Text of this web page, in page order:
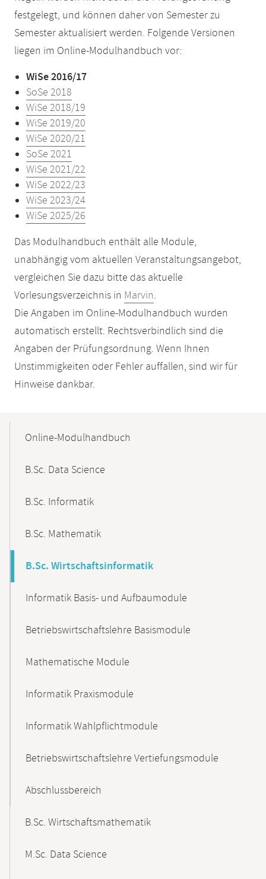
festgelegt, und können daher von Semester zu
Semester aktualisiert werden. Folgende Versionen
liegen im Online-Modulhandbuch vor:
WiSe 2016/17
SoSe 2018
WiSe 2018/19
WiSe 2019/20
WiSe 2020/21
SoSe 2021
WiSe 2021/22
WiSe 2022/23
WiSe 2023/24
WiSe 2025/26
Das Modulhandbuch enthält alle Module,
unabhängig vom aktuellen Veranstaltungsangebot,
vergleichen Sie dazu bitte das aktuelle
Vorlesungsverzeichnis in Marvin.
Die Angaben im Online-Modulhandbuch wurden
automatisch erstellt. Rechtsverbindlich sind die
Angaben der Prüfungsordnung. Wenn Ihnen
Unstimmigkeiten oder Fehler auffallen, sind wir für
Hinweise dankbar.
NavigationOnline-Modulhandbuch
B.Sc. Data Science
B.Sc. Informatik
B.Sc. Mathematik
B.Sc. Wirtschaftsinformatik
Informatik Basis- und Aufbaumodule
Betriebswirtschaftslehre Basismodule
Mathematische Module
Informatik Praxismodule
Informatik Wahlpflichtmodule
Betriebswirtschaftslehre Vertiefungsmodule
Abschlussbereich
B.Sc. Wirtschaftsmathematik
M.Sc. Data Science